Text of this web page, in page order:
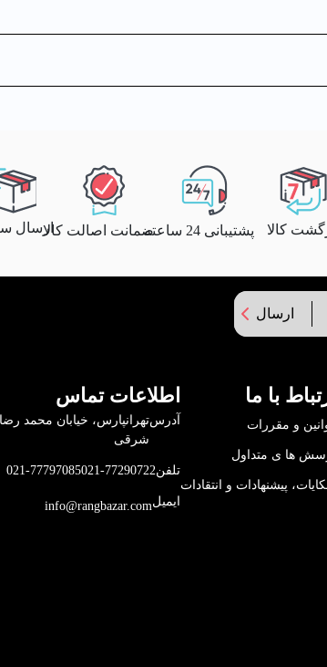
کالا پشتیبانی 24 ساعته ضمانت اصالت کالاارسال
ارسال
با ما
و مقررات
ها ی متداول
پیشنهادات و انتقادات
اطلاعات تماس
آدرس
شرقی
تلفن021-77290722
021-77797085
ایمیلinfo@rangbazar.com